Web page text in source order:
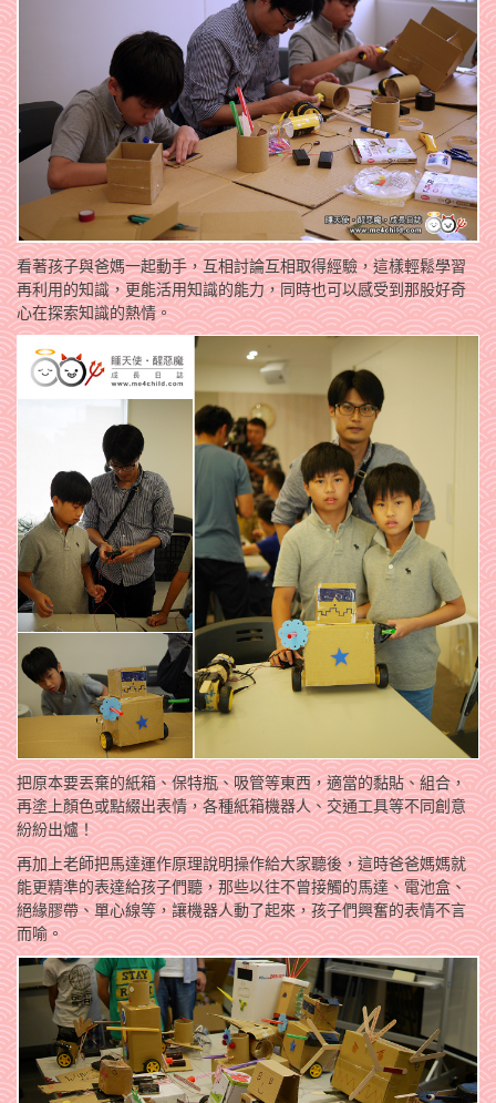
看著孩子與爸媽一起動手，互相討論互相取得經驗，這樣輕鬆學習
再利用的知識，更能活用知識的能力，同時也可以感受到那股好奇
心在探索知識的熱情。
把原本要丟棄的紙箱、保特瓶、吸管等東西，適當的黏貼、組合，
再塗上顏色或點綴出表情，各種紙箱機器人、交通工具等不同創意
紛紛出爐！
再加上老師把馬達運作原理說明操作給大家聽後，這時爸爸媽媽就
能更精準的表達給孩子們聽，那些以往不曾接觸的馬達、電池盒、
絕緣膠帶、單心線等，讓機器人動了起來，孩子們興奮的表情不言
而喻。